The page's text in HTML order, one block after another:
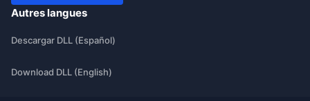
Autres langues
Descargar DLL (Español)
Download DLL (English)